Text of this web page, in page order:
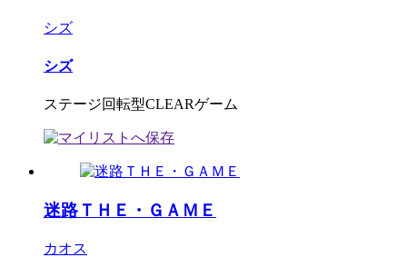
シズ
シズ
ステージ回転型CLEARゲーム
迷路ＴＨＥ・ＧＡＭＥ
カオス